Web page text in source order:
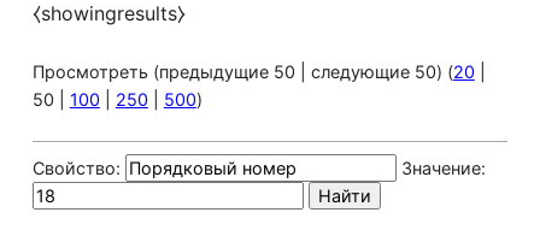
⧼showingresults⧽
Просмотреть (предыдущие 50 следующие 50) (20
50
100 250 500)
Свойство: Значение: